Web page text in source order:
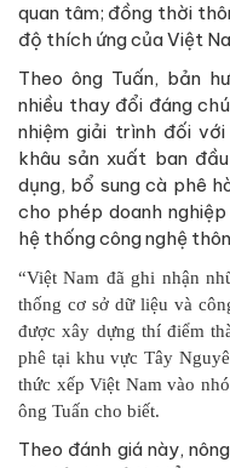
quan tâm; đồng thời
độ thích ứng của Việt
Theo ông Tuấn, bản
nhiều thay đổi đáng
nhiệm giải trình đối
khâu sản xuất ban
dụng, bổ sung cà phê
cho phép doanh
hệ thống công nghệ
“Việt Nam đã ghi nhận
thống cơ sở dữ liệu và
được xây dựng thí điểm
phê tại khu vực Tây
thức xếp Việt Nam vào
ông Tuấn cho biết.
Theo đánh giá này,